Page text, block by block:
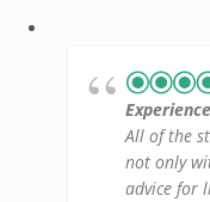
All of the
not only
advice for